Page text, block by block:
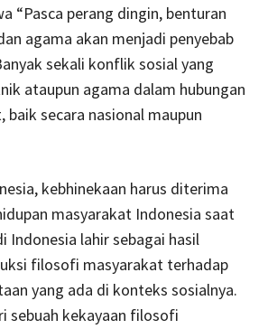
“Pasca perang dingin, benturan
agama akan menjadi penyebab
sekali konflik sosial yang
ataupun agama dalam hubungan
baik secara nasional maupun
kebhinekaan harus diterima
masyarakat Indonesia saat
Indonesia lahir sebagai hasil
filosofi masyarakat terhadap
yang ada di konteks sosialnya.
sebuah kekayaan filosofi